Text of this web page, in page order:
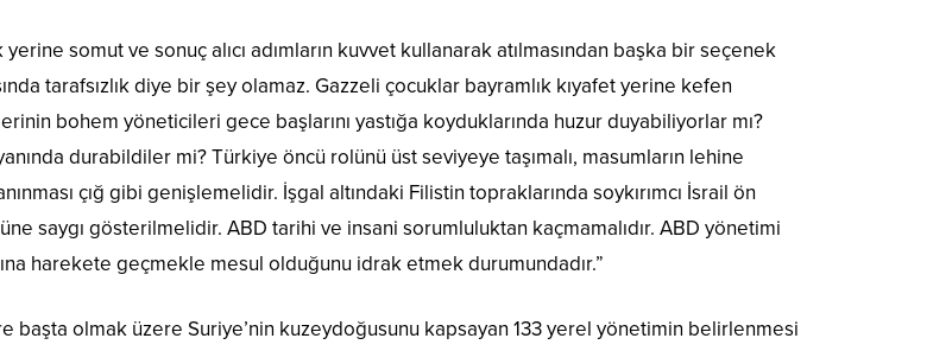
somut ve sonuç alıcı adımların kuvvet kullanarak atılmasından başka bir seçenek
tarafsızlık diye bir şey olamaz. Gazzeli çocuklar bayramlık kıyafet yerine kefen
bohem yöneticileri gece başlarını yastığa koyduklarında huzur duyabiliyorlar mı?
durabildiler mi? Türkiye öncü rolünü üst seviyeye taşımalı, masumların lehine
çığ gibi genişlemelidir. İşgal altındaki Filistin topraklarında soykırımcı İsrail ön
saygı gösterilmelidir. ABD tarihi ve insani sorumluluktan kaçmamalıdır. ABD yönetimi
harekete geçmekle mesul olduğunu idrak etmek durumundadır.”
başta olmak üzere Suriye’nin kuzeydoğusunu kapsayan 133 yerel yönetimin belirlenmesi